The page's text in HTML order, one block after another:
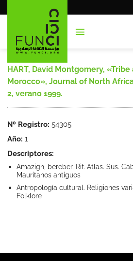
al
HART, David Montgomery,
Morocco», Journal of North
2, verano 1999.
Nº Registro: 54305
Año: 1
Descriptores:
Amazigh, bereber. Rif. Atlas. Sus.
Mauritanos antiguos
Antropología cultural. Religiones
Folklore